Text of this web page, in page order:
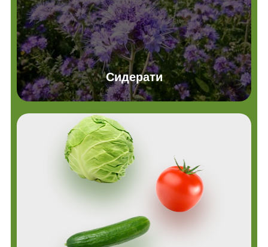
Сидерати